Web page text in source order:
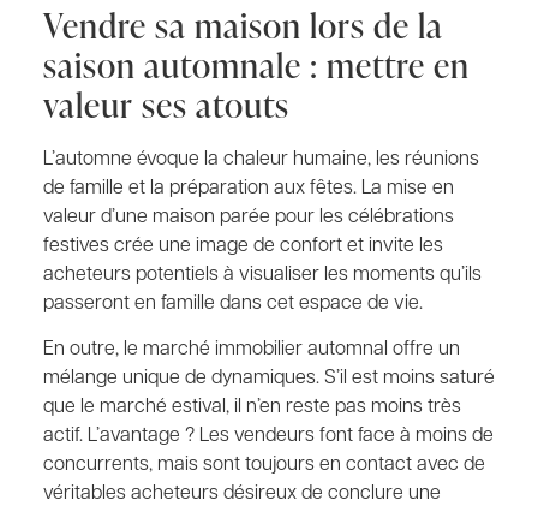
Vendre sa maison lors de la
saison automnale : mettre en
valeur ses atouts
L’automne évoque la chaleur humaine, les réunions
de famille et la préparation aux fêtes. La mise en
valeur d’une maison parée pour les célébrations
festives crée une image de confort et invite les
acheteurs potentiels à visualiser les moments qu’ils
passeront en famille dans cet espace de vie.
En outre, le marché immobilier automnal offre un
mélange unique de dynamiques. S’il est moins saturé
que le marché estival, il n’en reste pas moins très
actif. L’avantage ? Les vendeurs font face à moins de
concurrents, mais sont toujours en contact avec de
véritables acheteurs désireux de conclure une